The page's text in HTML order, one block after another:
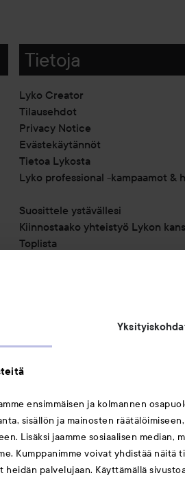
ensimmäisen ja kolmannen
sisällön ja mainosten
Lisäksi jaamme sosiaalisen
Kumppanimme voivat yhdistää
palvelujaan. Käyttämällä
Tietoja
Lyko Creator
Tilausehdot
Privacy Notice
Evästekäytännöt
Tietoa Lykosta
Lyko professional -kampaamot &
Suosittele ystävällesi
Kiinnostaako yhteistyö Lykon
Toplista
Saattaisit myös
Huulet